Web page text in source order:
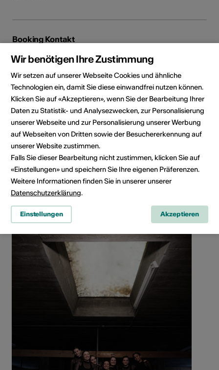
Booking Kontakt
Route de Chandoline 25A
1950 Sion
Webseite
Social Media
Künstlergruppe teilen
Wir benötigen Ihre Zustimmung
Wir setzen auf unserer Webseite Cookies und ähnliche
Technologien ein, damit Sie diese einwandfrei nutzen können.
Klicken Sie auf «Akzeptieren», wenn Sie der Bearbeitung Ihrer
Daten zu Statistik- und Analysezwecken, zur Personalisierung
unserer Webseite und zur Personalisierung unserer Werbung
auf Webseiten von Dritten sowie der Besuchererkennung auf
unserer Website zustimmen.
Falls Sie dieser Bearbeitung nicht zustimmen, klicken Sie auf
«Einstellungen» und speichern Sie Ihre eigenen Präferenzen.
Weitere Informationen finden Sie in unserer unserer
Datenschutzerklärung.
Einstellungen Akzeptieren